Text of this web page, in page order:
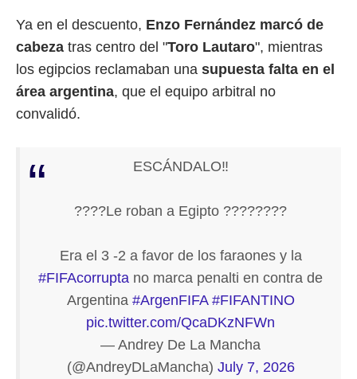
Ya en el descuento, Enzo Fernández marcó de
cabeza tras centro del "Toro Lautaro", mientras
los egipcios reclamaban una supuesta falta en el
área argentina, que el equipo arbitral no
convalidó.
ESCÁNDALO‼️
????Le roban a Egipto ????????
Era el 3 -2 a favor de los faraones y la
#FIFAcorrupta no marca penalti en contra de
Argentina #ArgenFIFA #FIFANTINO
pic.twitter.com/QcaDKzNFWn
— Andrey De La Mancha
(@AndreyDLaMancha) July 7, 2026